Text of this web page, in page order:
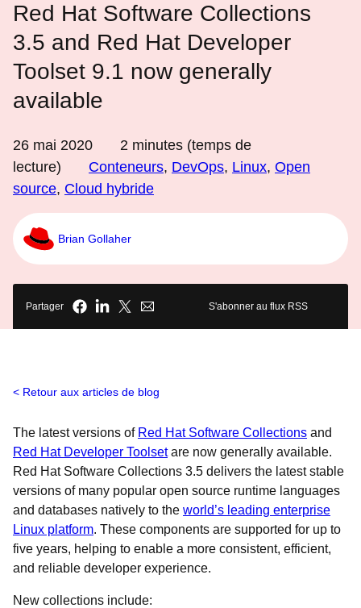
Red Hat Software Collections
3.5 and Red Hat Developer
Toolset 9.1 now generally
available
26 mai 2020 2 minutes (temps de
lecture)
Conteneurs, DevOps, Linux, Open
source, Cloud hybride
Brian Gollaher
Partager S'abonner au flux RSS
Retour aux articles de blog
The latest versions of Red Hat Software Collections and
Red Hat Developer Toolsetare now generally available.
Red Hat Software Collections 3.5 delivers the latest stable
versions of many popular open source runtime languages
and databases natively to the world’s leading enterprise
Linux platform. These components are supported for up to
five years, helping to enable a more consistent, efficient,
and reliable developer experience.
New collections include: